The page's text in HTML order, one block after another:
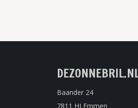
Baander 24
7811 HJ Emmen